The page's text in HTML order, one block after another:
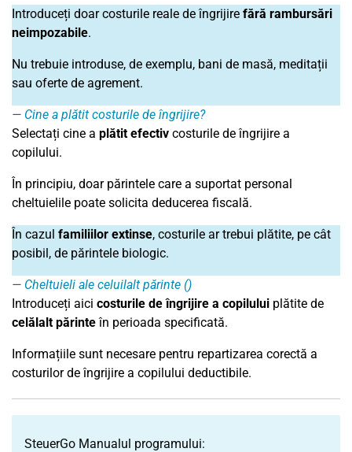
Introduceți doar costurile reale de îngrijire fără rambursări
neimpozabile.
Nu trebuie introduse, de exemplu, bani de masă, meditații
sau oferte de agrement.
Cine a plătit costurile de îngrijire?
Selectați cine a plătit efectiv costurile de îngrijire a
copilului.
În principiu, doar părintele care a suportat personal
cheltuielile poate solicita deducerea fiscală.
În cazul familiilor extinse, costurile ar trebui plătite, pe cât
posibil, de părintele biologic.
Cheltuieli ale celuilalt părinte ()
Introduceți aici costurile de îngrijire a copilului plătite de
celălalt părinteîn perioada specificată.
Informațiile sunt necesare pentru repartizarea corectă a
costurilor de îngrijire a copilului deductibile.
SteuerGo Manualul programului: